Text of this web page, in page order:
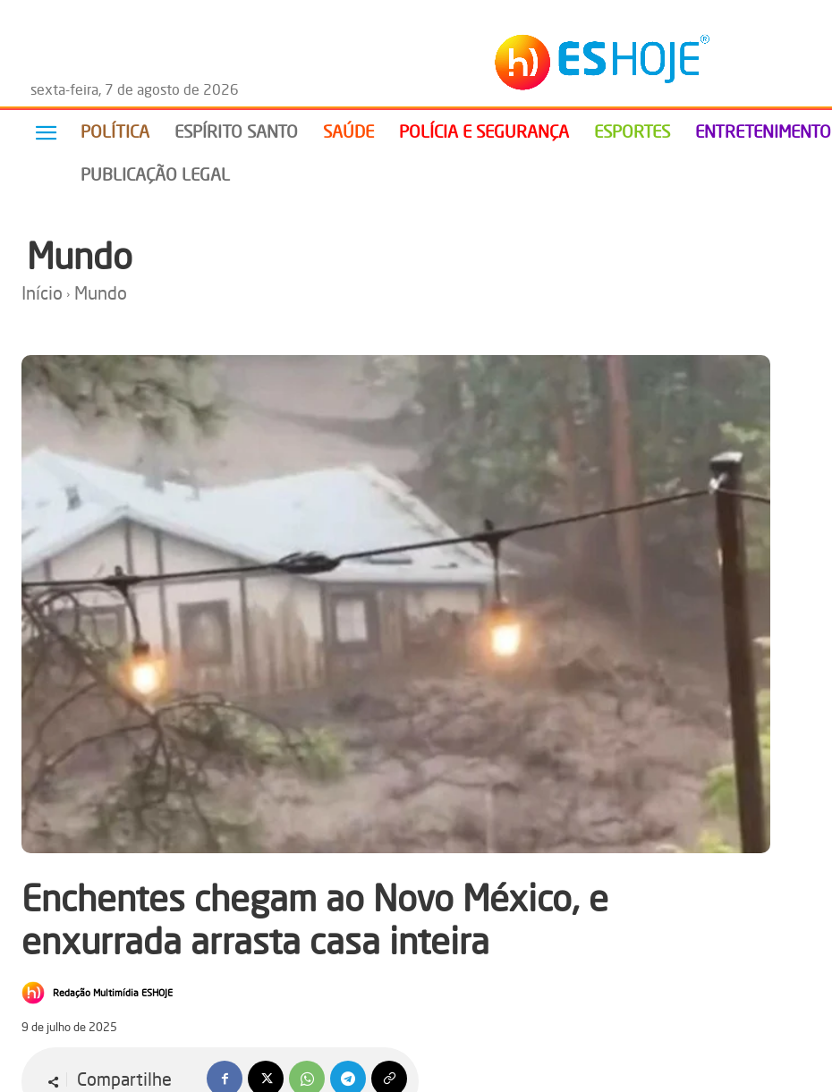
sexta-feira, 7 de agosto de 2026
POLÍTICA ESPÍRITO SANTO SAÚDE POLÍCIA E SEGURANÇA ESPORTES ENTRETENIMENTO
PUBLICAÇÃO LEGAL
Mundo
Início Mundo
Enchentes chegam ao Novo México, e
enxurrada arrasta casa inteira
Redação Multimídia ESHOJE
9 de julho de 2025
Compartilhe